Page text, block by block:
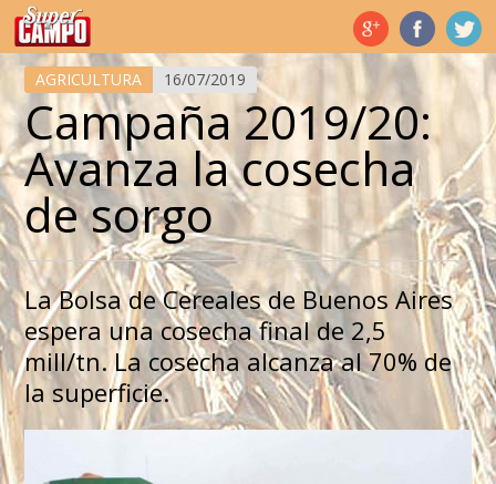
Temas de hoy
AGRICULTURA 16/07/2019
Campaña 2019/20:
Avanza la cosecha
de sorgo
La Bolsa de Cereales de Buenos Aires
espera una cosecha final de 2,5
mill/tn. La cosecha alcanza al 70% de
la superficie.